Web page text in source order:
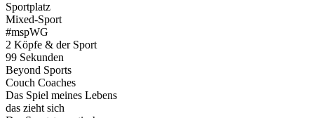
Sportplatz
Mixed-Sport
#mspWG
2 Köpfe & der Sport
99 Sekunden
Beyond Sports
Couch Coaches
Das Spiel meines Lebens
das zieht sich